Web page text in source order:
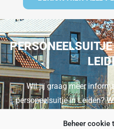
Beheer cookie
Wil jij graag meer
personeelsuitje in Leiden?